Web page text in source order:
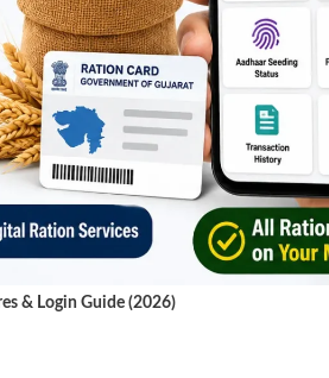
& Login Guide (2026)